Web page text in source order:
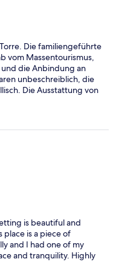
Die familiengeführte
vom Massentourismus,
die Anbindung an
unbeschreiblich, die
Die Ausstattung von
Badezimmer sehr
super sauber.
excellent war. Tolles
Dank für die tollen Tage
is beautiful and
place is a piece of
and I had one of my
and tranquility. Highly